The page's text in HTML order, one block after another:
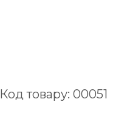
Код товару: 00051